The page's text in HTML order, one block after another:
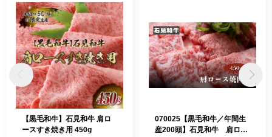
【黒毛和牛】石見和牛 肩ロ
ースすき焼き用 450g
070025【黒毛和牛／年間生
産200頭】石見和牛 肩ロー